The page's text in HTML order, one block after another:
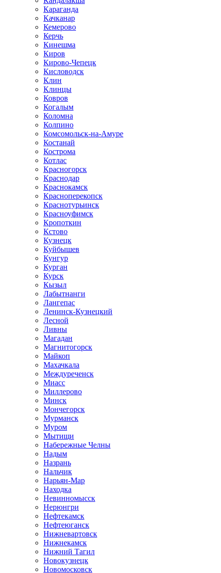
Караганда
Качканар
Кемерово
Керчь
Кинешма
Киров
Кирово-Чепецк
Кисловодск
Клин
Клинцы
Ковров
Когалым
Коломна
Колпино
Комсомольск-на-Амуре
Костанай
Кострома
Котлас
Красногорск
Краснодар
Краснокамск
Красноперекопск
Краснотурьинск
Красноуфимск
Кропоткин
Кстово
Кузнецк
Куйбышев
Кунгур
Курган
Курск
Кызыл
Лабытнанги
Лангепас
Ленинск-Кузнецкий
Лесной
Ливны
Магадан
Магнитогорск
Майкоп
Махачкала
Междуреченск
Миасс
Миллерово
Минск
Мончегорск
Мурманск
Муром
Мытищи
Набережные Челны
Надым
Назрань
Нальчик
Нарьян-Мар
Находка
Невинномысск
Нерюнгри
Нефтекамск
Нефтеюганск
Нижневартовск
Нижнекамск
Нижний Тагил
Новокузнецк
Новомосковск